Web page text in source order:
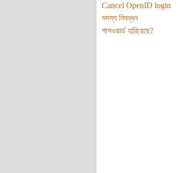
Cancel OpenID login
সদস্য নিবন্ধন
পাসওয়ার্ড হারিয়েছে?